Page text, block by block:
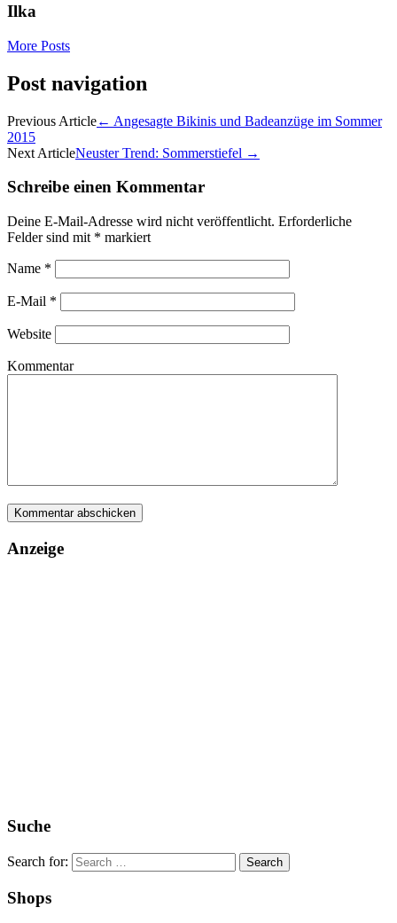
Ilka
More Posts
Post navigation
Previous Article← Angesagte Bikinis und Badeanzüge im Sommer
2015
Next ArticleNeuster Trend: Sommerstiefel →
Schreibe einen Kommentar
Deine E-Mail-Adresse wird nicht veröffentlicht. Erforderliche
Felder sind mit * markiert
Name *
E-Mail *
Website
Kommentar
Anzeige
Suche
Search for:
Shops